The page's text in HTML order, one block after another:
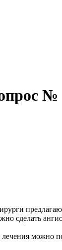
№
сделать
можно